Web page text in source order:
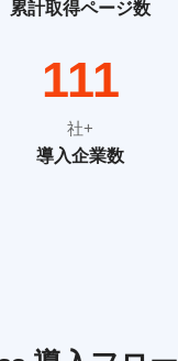
累計取得ページ数
175
社+
導入企業数